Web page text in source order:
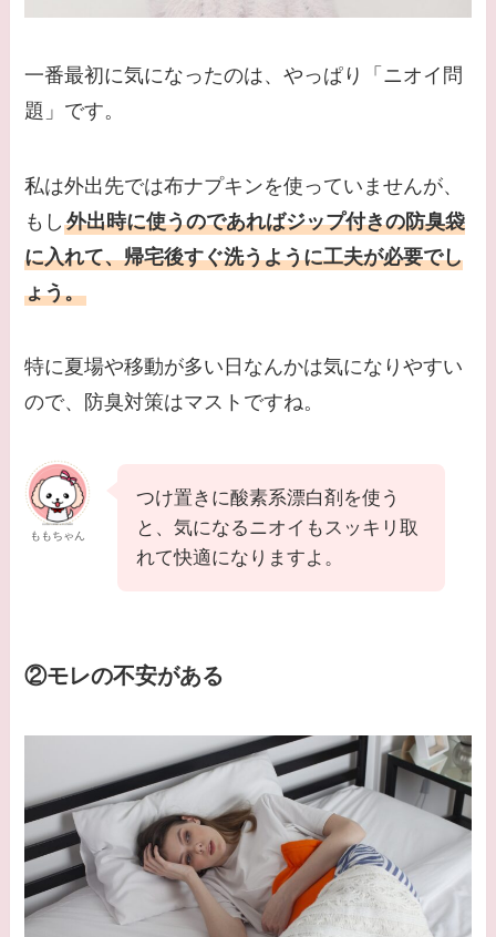
一番最初に気になったのは、やっぱり「ニオイ問
題」です。
私は外出先では布ナプキンを使っていませんが、
もし外出時に使うのであればジップ付きの防臭袋
に入れて、帰宅後すぐ洗うように工夫が必要でし
ょう。
特に夏場や移動が多い日なんかは気になりやすい
ので、防臭対策はマストですね。
ももちゃん
つけ置きに酸素系漂白剤を使う
と、気になるニオイもスッキリ取
れて快適になりますよ。
②モレの不安がある